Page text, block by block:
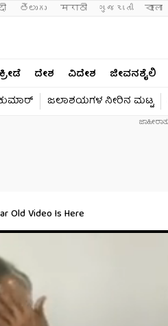
తెలుగు मराठी ગુજરાતી বাংলা
ಕ್ರೀಡೆ ದೇಶ ವಿದೇಶ ಜೀವನಶೈಲಿ
ಜಲಾಶಯಗಳ ನೀರಿನ ಮಟ್ಟ
Old Video Is Here